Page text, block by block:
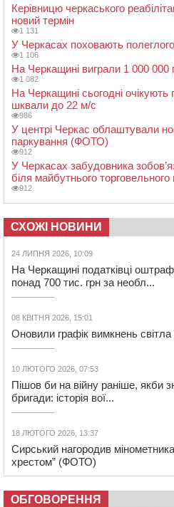
Керівницю черкаського
новий термін
1 131
У Черкасах поховають
1 106
На Черкащині виграли 1 000 000
1 082
На Черкащині сьогодні очікують
шквали до 22 м/с
986
У центрі Черкас облаштували
паркування (ФОТО)
912
У Черкасах забудовника
біля майбутнього
912
СХОЖІ НОВИНИ
24 ЛИПНЯ 2026, 10:09
На Черкащині податківці
понад 700 тис. грн за необл...
08 КВІТНЯ 2026, 15:01
Оновили графік вимкнень
10 ЛЮТОГО 2026, 07:53
Пішов би на війну раніше, якби
бригади: історія вої...
18 ЛЮТОГО 2026, 13:37
Сирський нагородив
хрестом” (ФОТО)
ОБГОВОРЕННЯ